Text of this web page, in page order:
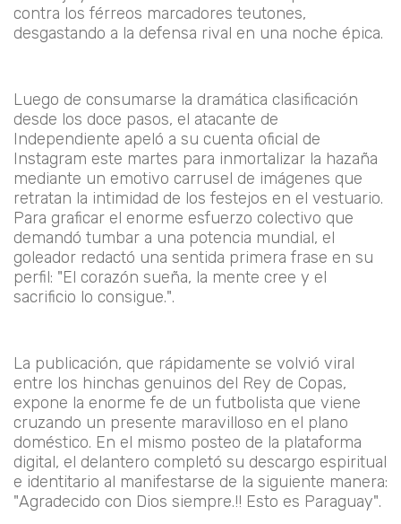
contra los férreos marcadores teutones,
desgastando a la defensa rival en una noche épica.
Luego de consumarse la dramática clasificación
desde los doce pasos, el atacante de
Independiente apeló a su cuenta oficial de
Instagram este martes para inmortalizar la hazaña
mediante un emotivo carrusel de imágenes que
retratan la intimidad de los festejos en el vestuario.
Para graficar el enorme esfuerzo colectivo que
demandó tumbar a una potencia mundial, el
goleador redactó una sentida primera frase en su
perfil: "El corazón sueña, la mente cree y el
sacrificio lo consigue.".
La publicación, que rápidamente se volvió viral
entre los hinchas genuinos del Rey de Copas,
expone la enorme fe de un futbolista que viene
cruzando un presente maravilloso en el plano
doméstico. En el mismo posteo de la plataforma
digital, el delantero completó su descargo espiritual
e identitario al manifestarse de la siguiente manera:
"Agradecido con Dios siempre.!! Esto es Paraguay".